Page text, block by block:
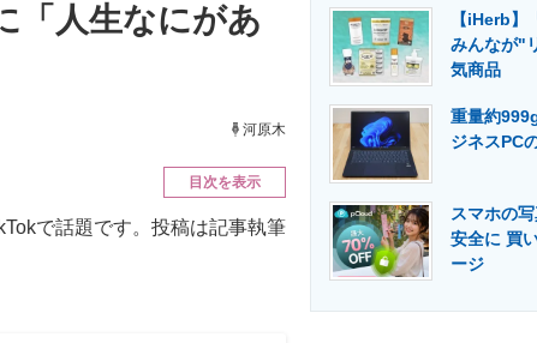
エネルギーの専門メディア 建設×
人生なにがあ
河原木
目次を表示
で話題です。投稿は記事執筆
【iHerb】
みんなが"
気商品
重量約
ジネスPC
スマホの
安全に 買
ージ